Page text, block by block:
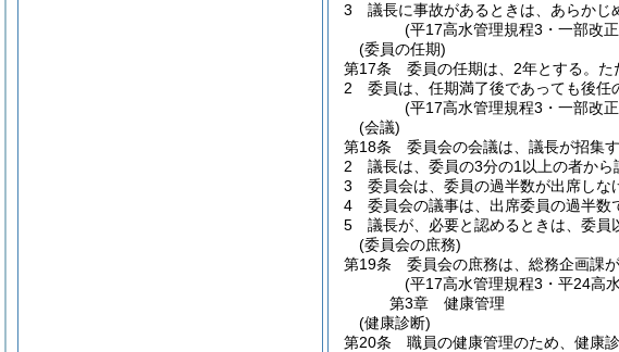
3
議長に事故があるときは、あらかじ
(平17高水管理規程3・一部改
(委員の任期)
第17条
委員の任期は、2年とする。 た
2
委員は、任期満了後であっても後任
(平17高水管理規程3・一部改
(会議)
第18条
委員会の会議は、議長が招集す
2
議長は、委員の3分の1以上の者から
3
委員会は、委員の過半数が出席しな
4
委員会の議事は、出席委員の過半数
5
議長が、必要と認めるときは、委員
(委員会の庶務)
第19条
委員会の庶務は、総務企画課
(平17高水管理規程3・平24高
第3章
健康管理
(健康診断)
第20条
職員の健康管理のため、健康